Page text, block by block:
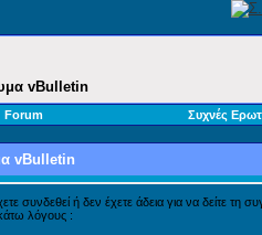
vBulletin
Forum Συχνές
vBulletin
συνδεθεί ή δεν έχετε άδεια για να δείτε τη
λόγους :